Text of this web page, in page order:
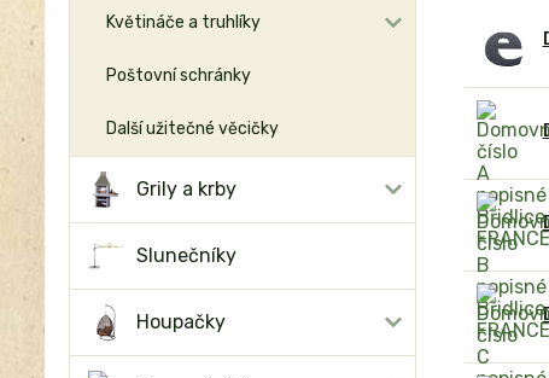
Květináče a truhlíky
Poštovní schránky
Další užitečné věcičky
Grily a krby
Slunečníky
Houpačky